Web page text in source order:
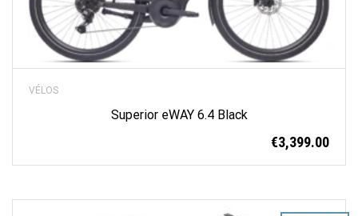
VÉLOS
Superior eWAY 6.4 Black
€3,399.00